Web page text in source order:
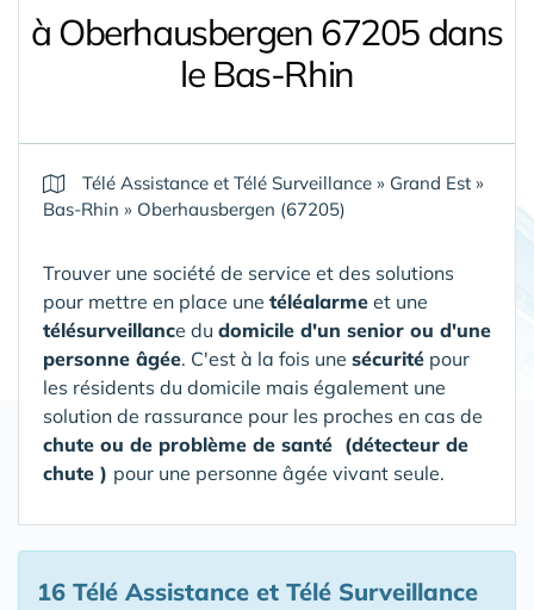
à Oberhausbergen 67205 dans
le Bas-Rhin
Télé Assistance et Télé Surveillance » Grand Est »
Bas-Rhin » Oberhausbergen (67205)
Trouver une société de service et des solutions
pour mettre en place une téléalarme et une
télésurveillance du domicile d'un senior ou d'une
personne âgée. C'est à la fois une sécurité pour
les résidents du domicile mais également une
solution de rassurance pour les proches en cas de
chute ou de problème de santé (détecteur de
chute ) pour une personne âgée vivant seule.
16 Télé Assistance et Télé Surveillance